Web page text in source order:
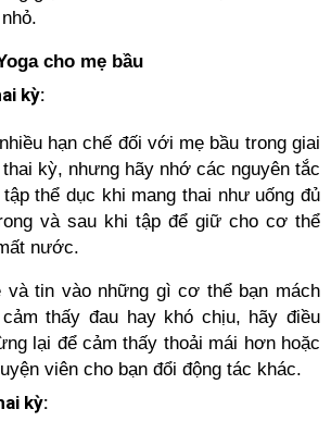
cho mẹ bầu
kỳ:
hạn chế đối với mẹ bầu trong giai
kỳ, nhưng hãy nhớ các nguyên tắc
thể dục khi mang thai như uống đủ
và sau khi tập để giữ cho cơ thể
nước.
và tin vào những gì cơ thể bạn mách
thấy đau hay khó chịu, hãy điều
lại để cảm thấy thoải mái hơn hoặc
viên cho bạn đổi động tác khác.
kỳ: